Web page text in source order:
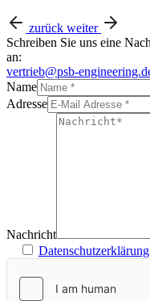
zurück weiter
Schreiben Sie uns eine
an:
vertrieb@psb-
Name
Adresse
Nachricht
Datenschutzerklärung